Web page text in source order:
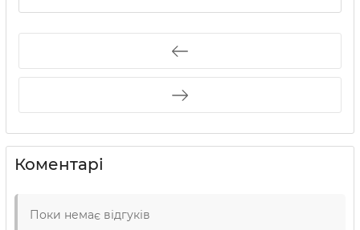
Коментарі
Поки немає відгуків